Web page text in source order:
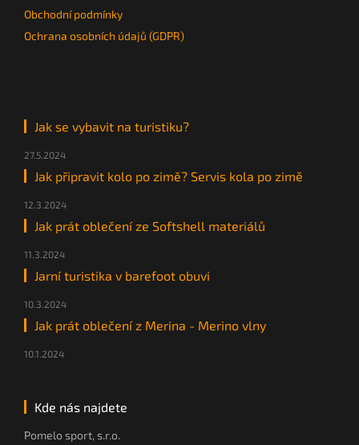
Obchodní podmínky
Ochrana osobních údajů (GDPR)
Jak se vybavit na turistiku?
27.5.2024
Jak připravit kolo po zimě? Servis kola po zimě
12.3.2024
Jak prát oblečení ze Softshell materiálů
11.3.2024
Jarní turistika v barefoot obuvi
10.3.2024
Jak prát oblečení z Merina - Merino vlny
10.1.2024
Kde nás najdete
Pomelo sport, s.r.o.